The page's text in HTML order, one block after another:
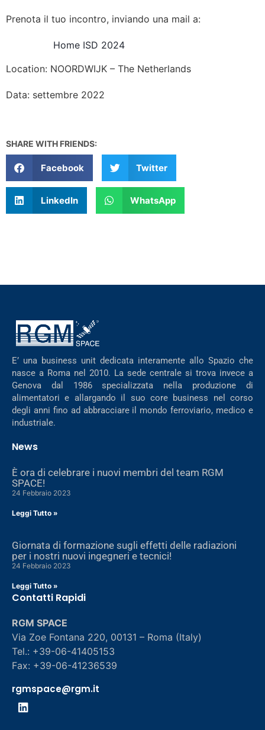
Prenota il tuo incontro, inviando una mail a:
Home ISD 2024
Location: NOORDWIJK – The Netherlands
Data: settembre 2022
SHARE WITH FRIENDS:
Facebook Twitter
LinkedIn WhatsApp
E’ una business unit dedicata interamente allo Spazio che
nasce a Roma nel 2010. La sede centrale si trova invece a
Genova dal 1986 specializzata nella produzione di
alimentatori e allargando il suo core business nel corso
degli anni fino ad abbracciare il mondo ferroviario, medico e
industriale.
News
È ora di celebrare i nuovi membri del team RGM
SPACE!
24 Febbraio 2023
Leggi Tutto »
Giornata di formazione sugli effetti delle radiazioni
per i nostri nuovi ingegneri e tecnici!
24 Febbraio 2023
Leggi Tutto »
Contatti Rapidi
RGM SPACE
Via Zoe Fontana 220, 00131 – Roma (Italy)
Tel.: +39-06-41405153
Fax: +39-06-41236539
rgmspace@rgm.it